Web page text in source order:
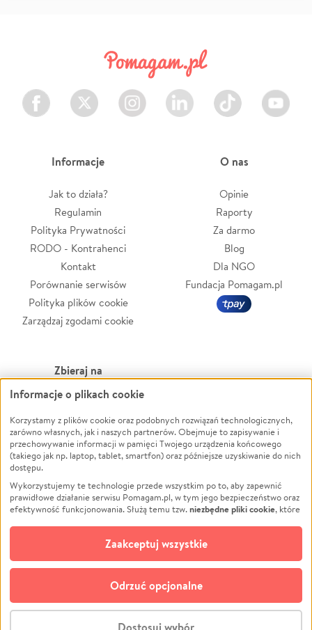
Facebook Twitter Instagram LinkedIn TikTok Youtube
Informacje
Jak to działa?
Regulamin
Polityka Prywatności
RODO - Kontrahenci
Kontakt
Porównanie serwisów
Polityka plików cookie
Zarządzaj zgodami cookie
O nas
Opinie
Raporty
Za darmo
Blog
Dla NGO
Fundacja Pomagam.pl
Zbieraj na
Leczenie
Zwierzęta
Pożar
Ukraina
Pomoc Finansowa
Projekty
Pogrzeb
Społeczność lokalna
Kultura
Powódź
Wichura
NGO
Edukacja
Podróż
Impreza
Ochrona środowiska
Biznes
© CROWDING SP. Z O.O.
Informacje o plikach cookie
Korzystamy z plików cookie oraz podobnych rozwiązań technologicznych,
zarówno własnych, jak i naszych partnerów. Obejmuje to zapisywanie i
przechowywanie informacji w pamięci Twojego urządzenia końcowego
(takiego jak np. laptop, tablet, smartfon) oraz późniejsze uzyskiwanie do nich
dostępu.
Wykorzystujemy te technologie przede wszystkim po to, aby zapewnić
prawidłowe działanie serwisu Pomagam.pl, w tym jego bezpieczeństwo oraz
efektywność funkcjonowania. Służą temu tzw.niezbędne pliki cookie, które
opcjonalnych plików cookie
technologii do celów analitycznych i retargetingowych. Możesz wyrazić
zgodę na ich stosowanie lub jej odmówić. W dowolnym momencie masz
możliwość zmiany swoich preferencji na stronie „Zarządzaj zgodami cookie”,
do której link znajdziesz w stopce serwisu Pomagam.pl. Opcjonalne pliki
cookie wykorzystywane są w następujących celach:
Odrzuć opcjonalne
Zaakceptuj wszystkie